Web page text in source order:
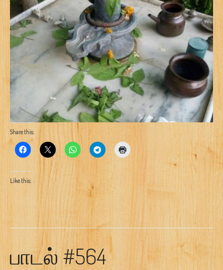
Share this:
Like this:
பாடல் #564